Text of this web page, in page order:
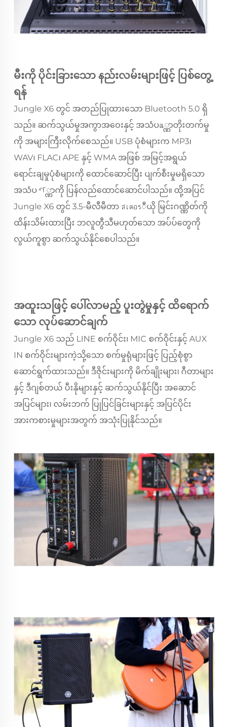
မီးကို ပိုင်းခြားသော နည်းလမ်းများဖြင့် ပြစ်တွေ့
ရန်
Jungle X6 တွင် အတည်ပြုထားသော Bluetooth 5.0 ရှိ
သည်။ ဆက်သွယ်မှုအကွာအဝေးနှင့် အသံပณ္ဏာတိုးတက်မှု
ကို အများကြီးလိုက်စေသည်။ USB ပုံစံများက MP3၊
WAV၊ FLAC၊ APE နှင့် WMA အဖြစ် အမြင့်အရွယ်
ရောင်းချမှုပုံစံများကို ထောင်ဆောင်ပြီး ပျက်စီးမှုမရှိသော
အသံပণ္ဏာကို ပြန်လည်ထောင်ဆောင်ပါသည်။ ထို့အပြင်
Jungle X6 တွင် 3.5-မီလီမီတာ สเตอรီယို မြင်းဂဏ္ဏိတ်ကို
ထိန်းသိမ်းထားပြီး ဘလူတွီသီမဟုတ်သော အပ်ပ်တွေကို
လွယ်ကူစွာ ဆက်သွယ်နိုင်စေပါသည်။
အထူးသဖြင့် ပေါ်လာမည့် ပူးတွဲမှုနှင့် ထိရောက်
သော လုပ်ဆောင်ချက်
Jungle X6 သည် LINE စက်ဝိုင်း၊ MIC စက်ဝိုင်းနှင့် AUX
IN စက်ဝိုင်းများကဲ့သို့သော စက်မှုရုံများဖြင့် ပြည့်စုံစွာ
ဆောင်ရွက်ထားသည်။ ဒီဇိုင်းများကို မိက်ချိုးများ၊ ဂီတာများ
နှင့် ဒီဂျစ်တယ် ပီးနိုများနှင့် ဆက်သွယ်နိုင်ပြီး အဆောင်
အပြင်များ၊ လမ်းဘက် ပြုပြင်ခြင်းများနှင့် အပြင်ပိုင်း
အားကစားမှုများအတွက် အသုံးပြုနိုင်သည်။